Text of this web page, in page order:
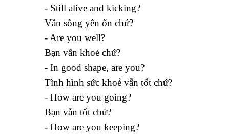
- Still alive and kicking?
Vẫn sống yên ổn chứ?
- Are you well?
Bạn vẫn khoẻ chứ?
- In good shape, are you?
Tình hình sức khoẻ vẫn tốt chứ?
- How are you going?
Bạn vẫn tốt chứ?
- How are you keeping?